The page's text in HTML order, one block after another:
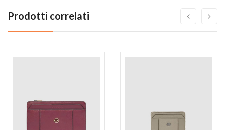
Prodotti correlati